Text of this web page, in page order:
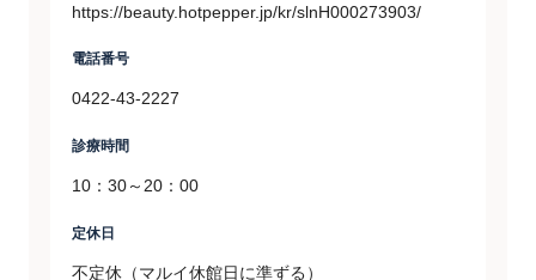
https://beauty.hotpepper.jp/kr/slnH000273903/
電話番号
0422-43-2227
診療時間
10：30～20：00
定休日
不定休（マルイ休館日に準ずる）